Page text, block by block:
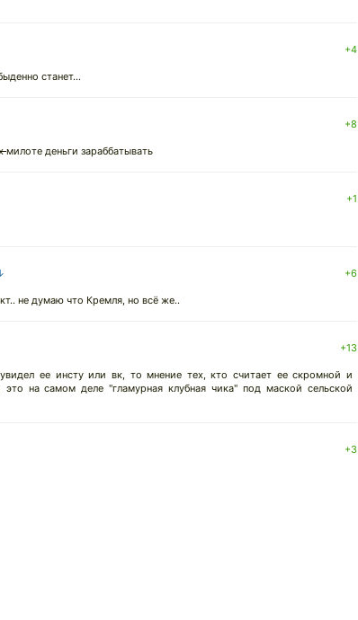
+4
станет...
+8
милоте деньги зараббатывать
+1
+6
не думаю что Кремля, но всё же..
+13
ее инсту или вк, то мнение тех, кто считает ее скромной и
на самом деле "гламурная клубная чика" под маской сельской
+3